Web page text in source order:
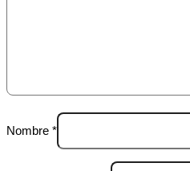
Nombre *